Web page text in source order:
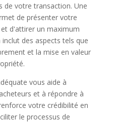
de votre transaction. Une
de présenter votre
d'attirer un maximum
des aspects tels que
et la mise en valeur
vous aide à
et à répondre à
votre crédibilité en
le processus de